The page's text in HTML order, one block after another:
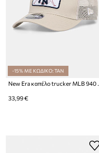
-15% ΜΕ ΚΩΔΙΚΟ: TAN
33,99 €